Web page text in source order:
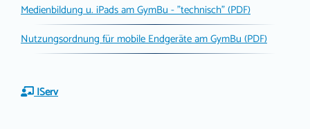
Medienbildung u. iPads am GymBu - "technisch" (PDF)
Nutzungsordnung für mobile Endgeräte am GymBu (PDF)
IServ